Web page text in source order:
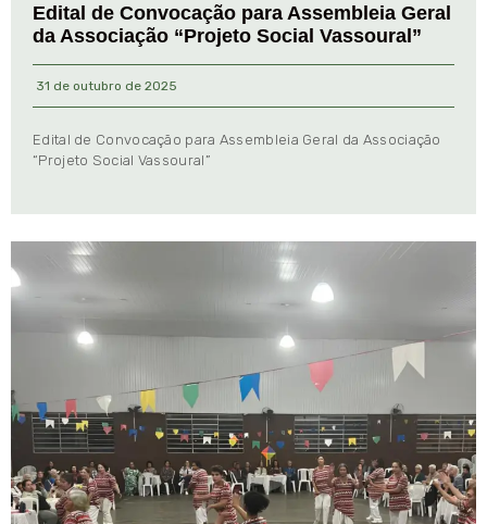
Edital de Convocação para Assembleia Geral
da Associação “Projeto Social Vassoural”
31 de outubro de 2025
Edital de Convocação para Assembleia Geral da Associação
“Projeto Social Vassoural”